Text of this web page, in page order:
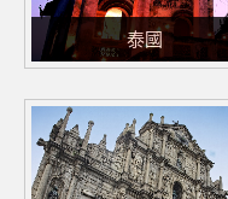
泰國